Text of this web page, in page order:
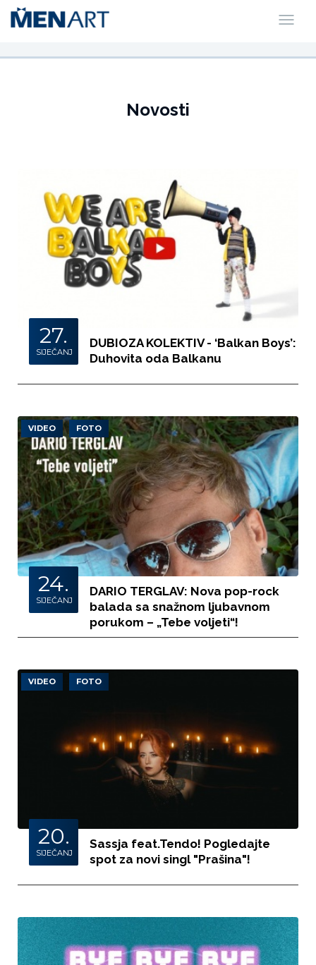
Novosti
27.
SIJEČANJ
DUBIOZA KOLEKTIV - ‘Balkan Boys’:
Duhovita oda Balkanu
VIDEO FOTO
24.
SIJEČANJ
DARIO TERGLAV: Nova pop-rock
balada sa snažnom ljubavnom
porukom – „Tebe voljeti“!
VIDEO FOTO
20.
SIJEČANJ
Sassja feat.Tendo! Pogledajte
spot za novi singl "Prašina"!